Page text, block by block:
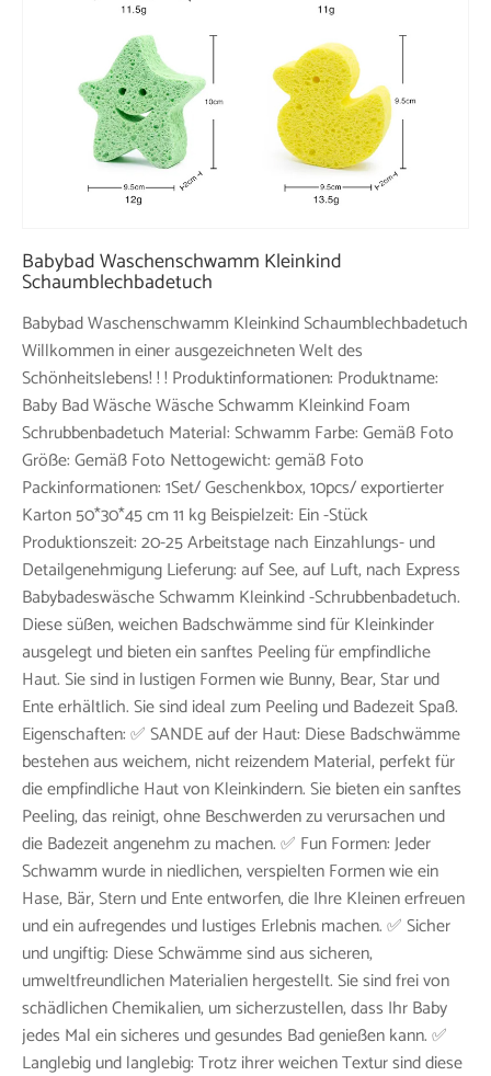
Babybad Waschenschwamm Kleinkind
Schaumblechbadetuch
Babybad Waschenschwamm Kleinkind Schaumblechbadetuch
Willkommen in einer ausgezeichneten Welt des
Schönheitslebens! ! ! Produktinformationen: Produktname:
Baby Bad Wäsche Wäsche Schwamm Kleinkind Foam
Schrubbenbadetuch Material: Schwamm Farbe: Gemäß Foto
Größe: Gemäß Foto Nettogewicht: gemäß Foto
Packinformationen: 1Set/ Geschenkbox, 10pcs/ exportierter
Karton 50*30*45 cm 11 kg Beispielzeit: Ein -Stück
Produktionszeit: 20-25 Arbeitstage nach Einzahlungs- und
Detailgenehmigung Lieferung: auf See, auf Luft, nach Express
Babybadeswäsche Schwamm Kleinkind -Schrubbenbadetuch.
Diese süßen, weichen Badschwämme sind für Kleinkinder
ausgelegt und bieten ein sanftes Peeling für empfindliche
Haut. Sie sind in lustigen Formen wie Bunny, Bear, Star und
Ente erhältlich. Sie sind ideal zum Peeling und Badezeit Spaß.
Eigenschaften: ✅ SANDE auf der Haut: Diese Badschwämme
bestehen aus weichem, nicht reizendem Material, perfekt für
die empfindliche Haut von Kleinkindern. Sie bieten ein sanftes
Peeling, das reinigt, ohne Beschwerden zu verursachen und
die Badezeit angenehm zu machen. ✅ Fun Formen: Jeder
Schwamm wurde in niedlichen, verspielten Formen wie ein
Hase, Bär, Stern und Ente entworfen, die Ihre Kleinen erfreuen
und ein aufregendes und lustiges Erlebnis machen. ✅ Sicher
und ungiftig: Diese Schwämme sind aus sicheren,
umweltfreundlichen Materialien hergestellt. Sie sind frei von
schädlichen Chemikalien, um sicherzustellen, dass Ihr Baby
jedes Mal ein sicheres und gesundes Bad genießen kann. ✅
Langlebig und langlebig: Trotz ihrer weichen Textur sind diese